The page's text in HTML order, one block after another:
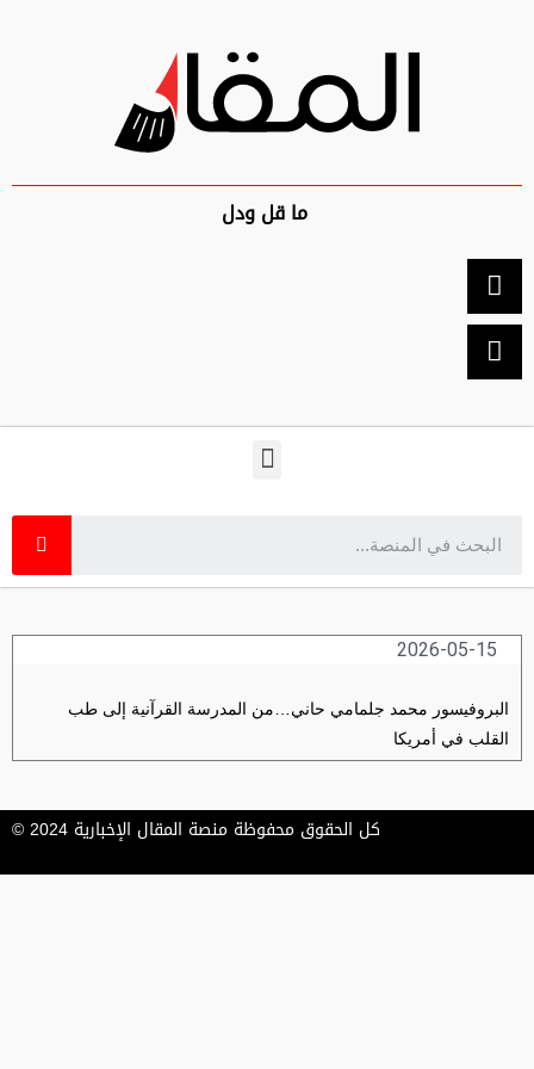
ما قل ودل
2026-05-15
البروفيسور محمد جلمامي حاني…من المدرسة القرآنية إلى طب
القلب في أمريكا
كل الحقوق محفوظة منصة المقال الإخبارية 2024 ©